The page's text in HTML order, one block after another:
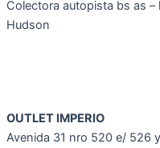
Colectora autopista bs as
Hudson
OUTLET IMPERIO
Avenida 31 nro 520 e/ 526